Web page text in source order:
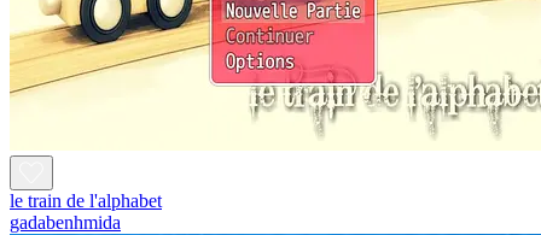
le train de l'alphabet
gadabenhmida